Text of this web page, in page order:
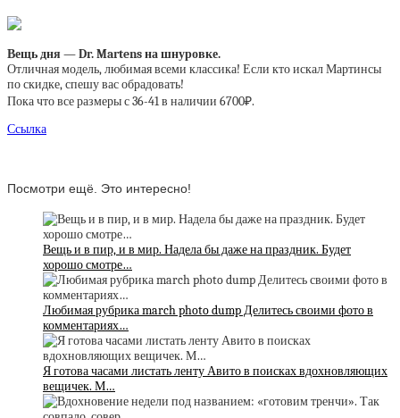
Вещь дня — Dr. Martens на шнуровке.
Отличная модель, любимая всеми классика! Если кто искал Мартинсы
по скидке, спешу вас обрадовать!
Пока что все размеры с 36-41 в наличии 6700₽.
Ссылка
Посмотри ещё. Это интересно!
Вещь и в пир, и в мир. Надела бы даже на праздник. Будет
хорошо смотре…
Любимая рубрика march photo dump Делитесь своими фото в
комментариях…
Я готова часами листать ленту Авито в поисках вдохновляющих
вещичек. М…